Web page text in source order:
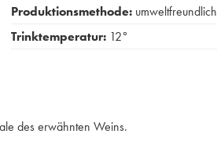
Produktionsmethode: umweltfreundlich
Trinktemperatur: 12°
des erwähnten Weins.